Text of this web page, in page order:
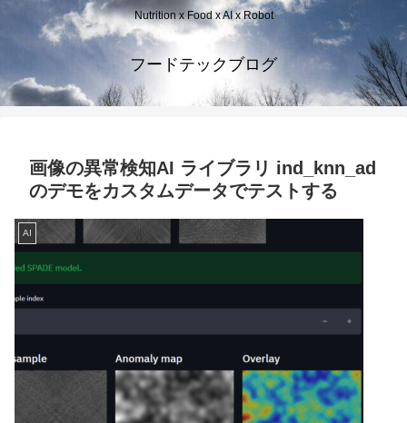
Nutrition x Food x AI x Robot
フードテックブログ
画像の異常検知AI ライブラリ ind_knn_ad
のデモをカスタムデータでテストする
AI